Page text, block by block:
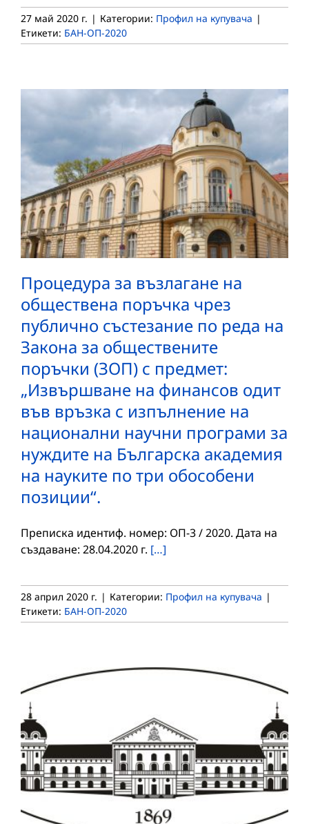
27 май 2020 г. | Категории: Профил на купувача |
Етикети: БАН-ОП-2020
Процедура за възлагане на
обществена поръчка чрез
публично състезание по реда на
Закона за обществените
поръчки (ЗОП) с предмет:
„Извършване на финансов одит
във връзка с изпълнение на
национални научни програми за
нуждите на Българска академия
на науките по три обособени
позиции“.
Преписка идентиф. номер: ОП-3 / 2020. Дата на
създаване: 28.04.2020 г. […]
28 април 2020 г. | Категории: Профил на купувача |
Етикети: БАН-ОП-2020